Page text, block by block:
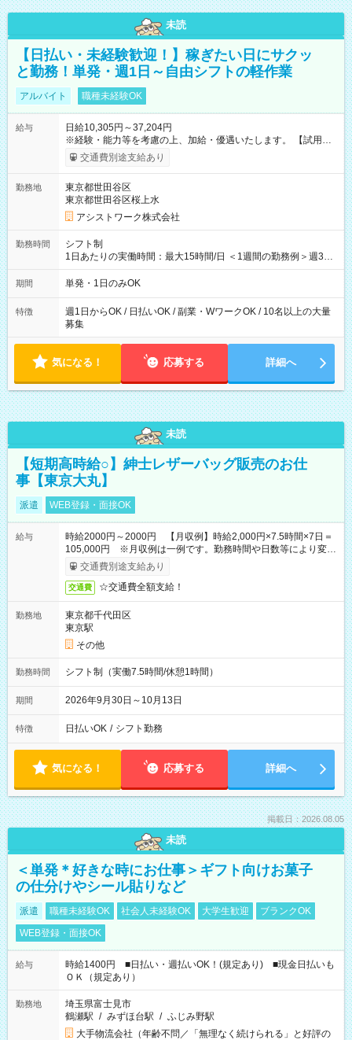
未読
【日払い・未経験歓迎！】稼ぎたい日にサクッ
と勤務！単発・週1日～自由シフトの軽作業
アルバイト 職種未経験OK
給与
日給10,305円～37,204円
※経験・能力等を考慮の上、加給・優遇いたします。 【試用期
間】試用期間なし
交通費別途支給あり
勤務地
東京都世田谷区
東京都世田谷区桜上水
アシストワーク株式会社
勤務時間
シフト制
1日あたりの実働時間：最大15時間/日 ＜1週間の勤務例＞週3回
勤務 勤務：月・水・金 休み：火・木・土・日 好きな時にお仕事
可能です！ ※1日あたりの最大実働時間は日勤、夜勤共に勤務し
期間 単発・1日のみOK
特徴
週1日からOK / 日払いOK / 副業・WワークOK / 10名以上の大量
募集
気になる！ 応募する 詳細へ
未読
【短期高時給○】紳士レザーバッグ販売のお仕
事【東京大丸】
派遣 WEB登録・面接OK
給与
時給2000円～2000円 【月収例】時給2,000円×7.5時間×7日＝
105,000円 ※月収例は一例です。勤務時間や日数等により変動
いたします。
交通費別途支給あり
交通費 ☆交通費全額支給！
勤務地
東京都千代田区
東京駅
その他
勤務時間 シフト制（実働7.5時間/休憩1時間）
期間 2026年9月30日～10月13日
特徴 日払いOK / シフト勤務
気になる！ 応募する 詳細へ
掲載日：2026.08.05
未読
＜単発＊好きな時にお仕事＞ギフト向けお菓子
の仕分けやシール貼りなど
派遣 職種未経験OK 社会人未経験OK 大学生歓迎
ブランクOK
WEB登録・面接OK
給与
時給1400円 ■日払い・週払いOK！(規定あり) ■現金日払いも
ＯＫ（規定あり）
勤務地
埼玉県富士見市
鶴瀬駅 / みずほ台駅 / ふじみ野駅
大手物流会社（年齢不問／「無理なく続けられる」と好評の